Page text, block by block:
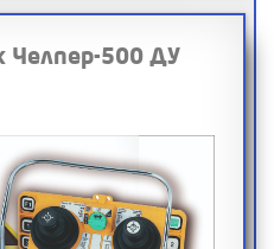
Челпер-500 ДУ